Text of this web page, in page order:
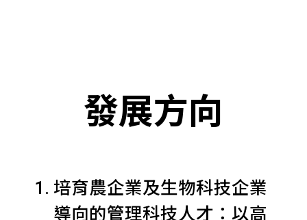
發展方向
培育農企業及生物科技企業
導向的管理科技人才：以高